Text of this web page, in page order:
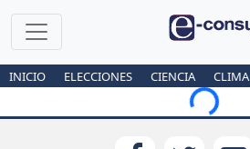
INICIO ELECCIONES CIENCIA CLIMA
Loading...